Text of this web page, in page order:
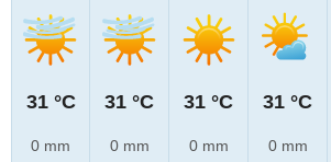
31 °C
0 mm
31 °C
0 mm
31 °C
0 mm
31 °C
0 mm